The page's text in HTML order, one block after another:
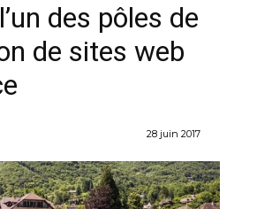
des pôles de
de sites web
28 juin 2017